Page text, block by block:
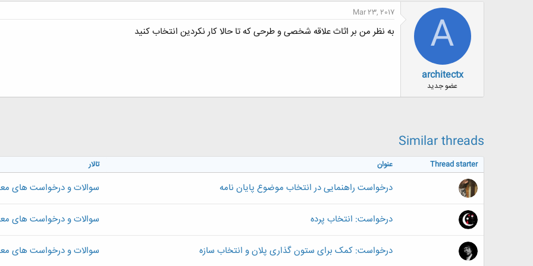
A
architectx
عضو جدید
Mar 23, 2017
به نظر من بر اثاث علاقه شخصی و طرحی که تا حالا کار نکردین انتخاب کنید
Similar threads
Thread starter عنوان تالار
درخواست راهنمایی در انتخاب موضوع پایان نامه سوالات و درخواست های
درخواست: انتخاب پرده سوالات و درخواست های
درخواست: کمک برای ستون گذاری پلان و انتخاب سازه سوالات و درخواست های